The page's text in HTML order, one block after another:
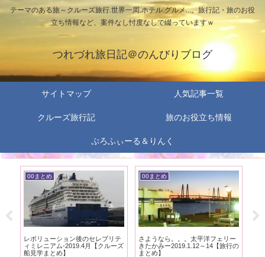
テーマのある旅～クルーズ旅行.世界一周.ホテル.グルメ...。旅行記・旅のお役
立ち情報など、案件なし忖度なしで綴っていますｗ
つれづれ旅日記＠のんびりブログ
サイトマップ 人気記事一覧
クルーズ旅行記 旅のお役立ち情報
ぷろふぃーる＆りんく
00まとめ
娘と女子旅。シンガポールとクア
ラルンプールー2016.3月【旅行の
まとめ】
00まとめ
憧れのにっぽん丸で初クルーズ。
娘の旅行記ー2018.8月【旅行のま
とめ】